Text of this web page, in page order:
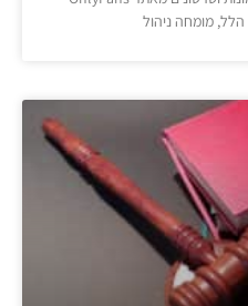
הלל, מומחה ניהול